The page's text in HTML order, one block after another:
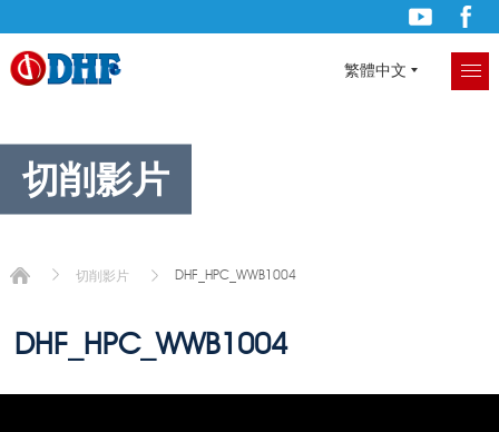
繁體中文
切削影片
切削影片 DHF_HPC_WWB1004
DHF_HPC_WWB1004